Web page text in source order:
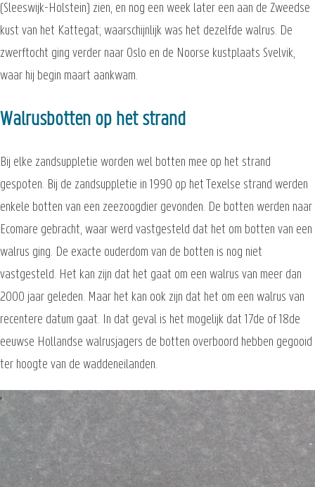
(Sleeswijk-Holstein) zien, en nog een week later een aan de Zweedse
kust van het Kattegat; waarschijnlijk was het dezelfde walrus. De
zwerftocht ging verder naar Oslo en de Noorse kustplaats Svelvik,
waar hij begin maart aankwam.
Walrusbotten op het strand
Bij elke zandsuppletie worden wel botten mee op het strand
gespoten. Bij de zandsuppletie in 1990 op het Texelse strand werden
enkele botten van een zeezoogdier gevonden. De botten werden naar
Ecomare gebracht, waar werd vastgesteld dat het om botten van een
walrus ging. De exacte ouderdom van de botten is nog niet
vastgesteld. Het kan zijn dat het gaat om een walrus van meer dan
2000 jaar geleden. Maar het kan ook zijn dat het om een walrus van
recentere datum gaat. In dat geval is het mogelijk dat 17de of 18de
eeuwse Hollandse walrusjagers de botten overboord hebben gegooid
ter hoogte van de waddeneilanden.